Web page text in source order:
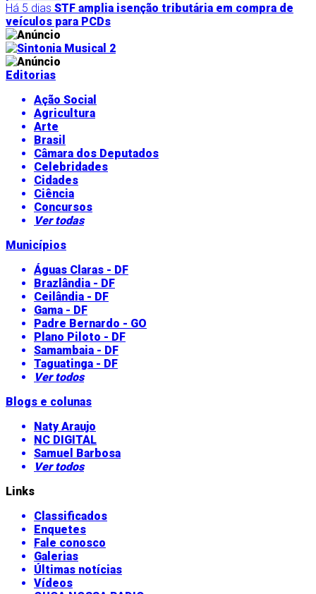
Há 5 dias STF amplia isenção tributária em compra de
veículos para PCDs
Editorias
Ação Social
Agricultura
Arte
Brasil
Câmara dos Deputados
Celebridades
Cidades
Ciência
Concursos
Ver todas
Municípios
Águas Claras - DF
Brazlândia - DF
Ceilândia - DF
Gama - DF
Padre Bernardo - GO
Plano Piloto - DF
Samambaia - DF
Taguatinga - DF
Ver todos
Blogs e colunas
Naty Araujo
NC DIGITAL
Samuel Barbosa
Ver todos
Links
Classificados
Enquetes
Fale conosco
Galerias
Últimas notícias
Vídeos